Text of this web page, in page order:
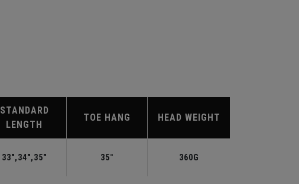
STANDARD
LENGTH
TOE HANG HEAD WEIGHT
33",34",35" 35° 360G